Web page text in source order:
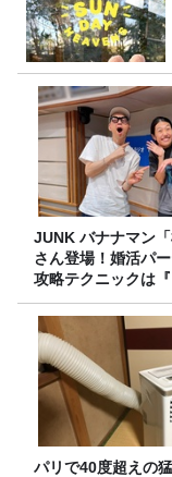
JUNK バナナマン「横澤夏子
さん登場！婚活パ
攻略テクニックは
げ』！？」
パリで40度超えの